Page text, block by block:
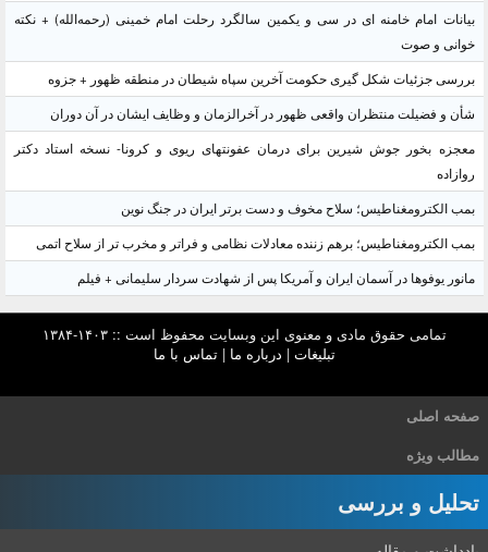
بیانات امام خامنه ای در سی و یکمین سالگرد رحلت امام خمینی (رحمه‌الله) + نکته
خوانی و صوت
بررسی جزئیات شکل گیری حکومت آخرین سپاه شیطان در منطقه ظهور + جزوه
شأن و فضیلت منتظران واقعی ظهور در آخرالزمان و وظایف ایشان در آن دوران
معجزه بخور جوش شیرین برای درمان عفونتهای ریوی و کرونا- نسخه استاد دکتر
روازاده
بمب الکترومغناطیس؛ سلاح مخوف و دست برتر ایران در جنگ نوین
بمب الکترومغناطیس؛ برهم زننده معادلات نظامی و فراتر و مخرب تر از سلاح اتمی
مانور یوفوها در آسمان ایران و آمریکا پس از شهادت سردار سلیمانی + فیلم
تمامی حقوق مادی و معنوی این وبسایت محفوظ است :: ۱۴۰۳-۱۳۸۴
تبلیغات | درباره ما |تماس با ما
صفحه اصلی
مطالب ویژه
تحلیل و بررسی